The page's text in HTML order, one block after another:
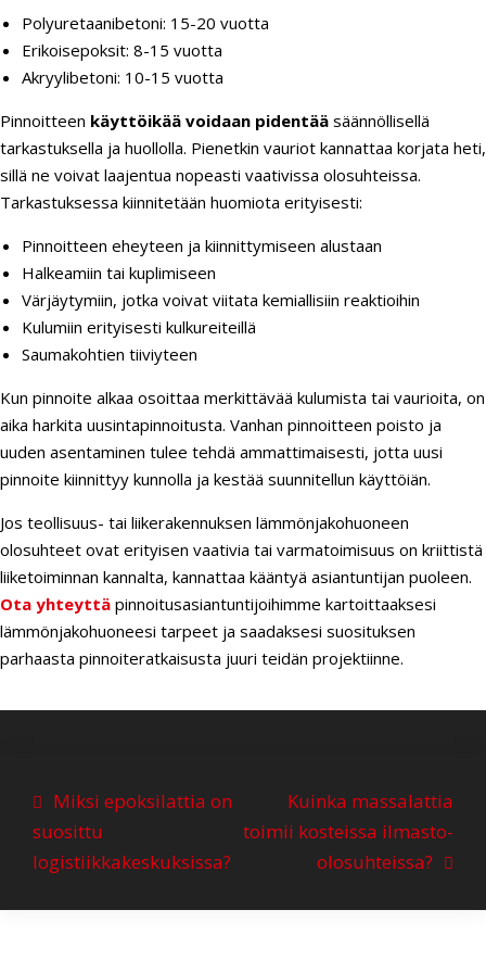
Polyuretaanibetoni: 15-20 vuotta
Erikoisepoksit: 8-15 vuotta
Akryylibetoni: 10-15 vuotta
Pinnoitteen käyttöikää voidaan pidentää säännöllisellä
tarkastuksella ja huollolla. Pienetkin vauriot kannattaa korjata heti,
sillä ne voivat laajentua nopeasti vaativissa olosuhteissa.
Tarkastuksessa kiinnitetään huomiota erityisesti:
Pinnoitteen eheyteen ja kiinnittymiseen alustaan
Halkeamiin tai kuplimiseen
Värjäytymiin, jotka voivat viitata kemiallisiin reaktioihin
Kulumiin erityisesti kulkureiteillä
Saumakohtien tiiviyteen
Kun pinnoite alkaa osoittaa merkittävää kulumista tai vaurioita, on
aika harkita uusintapinnoitusta. Vanhan pinnoitteen poisto ja
uuden asentaminen tulee tehdä ammattimaisesti, jotta uusi
pinnoite kiinnittyy kunnolla ja kestää suunnitellun käyttöiän.
Jos teollisuus- tai liikerakennuksen lämmönjakohuoneen
olosuhteet ovat erityisen vaativia tai varmatoimisuus on kriittistä
liiketoiminnan kannalta, kannattaa kääntyä asiantuntijan puoleen.
Ota yhteyttä pinnoitusasiantuntijoihimme kartoittaaksesi
lämmönjakohuoneesi tarpeet ja saadaksesi suosituksen
parhaasta pinnoiteratkaisusta juuri teidän projektiinne.
A
r
t
Miksi epoksilattia on
suosittu
logistiikkakeskuksissa?
Kuinka massalattia
toimii kosteissa ilmasto-
olosuhteissa?